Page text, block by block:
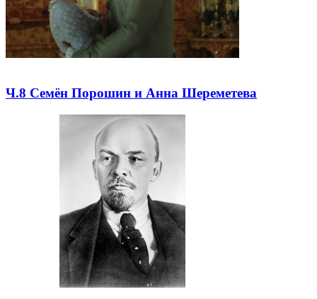
Ч.8 Семён Порошин и Анна Шереметева